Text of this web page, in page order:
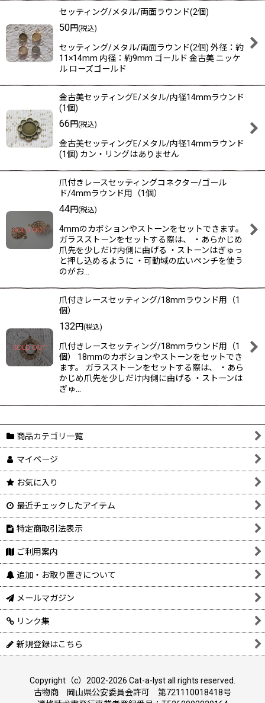
セッティング/メタル/両面ラウンド(2個)
50円(税込)
セッティング/メタル/両面ラウンド(2個) 外径：約
11×14mm 内径：約9mm ゴールド 金古美 ニッケ
ル ローズゴールド
金古美セッティングE/メタル/内径14mmラウンド
(1個)
66円(税込)
金古美セッティングE/メタル/内径14mmラウンド
(1個) カン・リングはありません
爪付きレースセッティングコネクター/ゴール
ド/4mmラウンド用（1個）
44円(税込)
4mmのカボションやストーンをセットできます。
ガラスストーンをセットする際は、 ・あらかじめ
爪先を少しだけ内側に曲げる ・ストーンはぎゅっ
と押し込めるように ・可動域の広いペンチを使う
のがお…
爪付きレースセッティング/18mmラウンド用（1
個）
132円(税込)
爪付きレースセッティング/18mmラウンド用（1
個） 18mmのカボションやストーンをセットでき
ます。 ガラスストーンをセットする際は、 ・あら
かじめ爪先を少しだけ内側に曲げる ・ストーンは
ぎゅ…
商品カテゴリ一覧
マイページ
お気に入り
最近チェックしたアイテム
特定商取引法表示
ご利用案内
追加・お取り置きについて
メールマガジン
リンク集
新規登録はこちら
Copyright（c）2002-2026 Cat-a-lyst all rights reserved.
古物商 岡山県公安委員会許可 第721110018418号